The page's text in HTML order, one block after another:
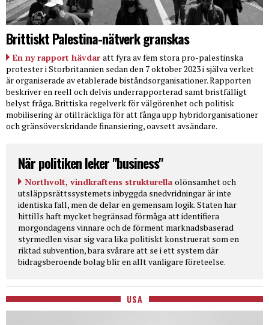
Brittiskt Palestina-nätverk granskas
En ny rapport hävdar att fyra av fem stora pro-palestinska
protester i Storbritannien sedan den 7 oktober 2023 i själva verket
är organiserade av etablerade biståndsorganisationer. Rapporten
beskriver en reell och delvis underrapporterad samt bristfälligt
belyst fråga. Brittiska regelverk för välgörenhet och politisk
mobilisering är otillräckliga för att fånga upp hybridorganisationer
och gränsöverskridande finansiering, oavsett avsändare.
När politiken leker "business"
Northvolt, vindkraftens strukturella olönsamhet och
utsläppsrättssystemets inbyggda snedvridningar är inte
identiska fall, men de delar en gemensam logik. Staten har
hittills haft mycket begränsad förmåga att identifiera
morgondagens vinnare och de förment marknadsbaserad
styrmedlen visar sig vara lika politiskt konstruerat som en
riktad subvention, bara svårare att se i ett system där
bidragsberoende bolag blir en allt vanligare företeelse.
USA